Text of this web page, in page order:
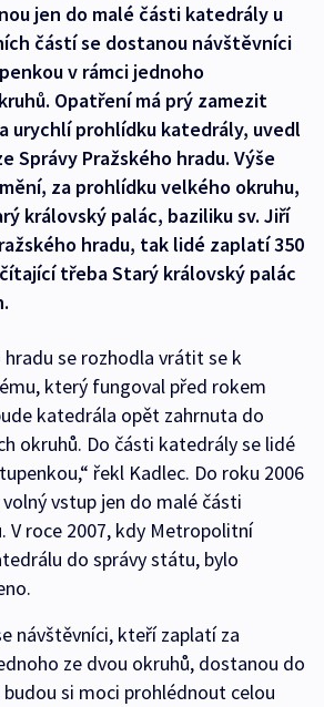
jen do malé části katedrály u
částí se dostanou návštěvníci
v rámci jednoho
Opatření má prý zamezit
urychlí prohlídku katedrály, uvedl
Správy Pražského hradu. Výše
za prohlídku velkého okruhu,
královský palác, baziliku sv. Jiří
hradu, tak lidé zaplatí 350
třeba Starý královský palác
hradu se rozhodla vrátit se k
který fungoval před rokem
katedrála opět zahrnuta do
okruhů. Do části katedrály se lidé
řekl Kadlec. Do roku 2006
vstup jen do malé části
V roce 2007, kdy Metropolitní
do správy státu, bylo
návštěvníci, kteří zaplatí za
ze dvou okruhů, dostanou do
si moci prohlédnout celou